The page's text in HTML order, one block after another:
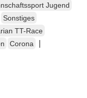
Jugend
Sonstiges
TT-Race
Corona